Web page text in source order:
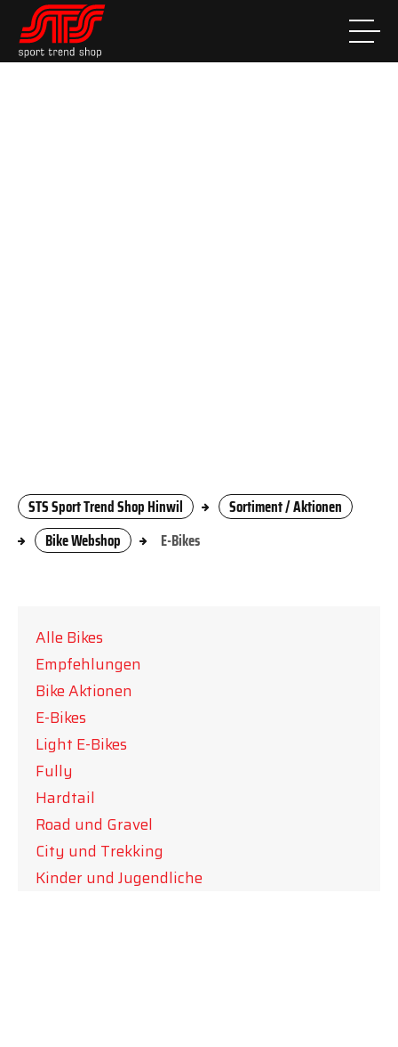
STS Sport Trend Shop Hinwil
Sortiment / Aktionen
Bike Webshop
E-Bikes
Alle Bikes
Empfehlungen
Bike Aktionen
E-Bikes
Light E-Bikes
Fully
Hardtail
Road und Gravel
City und Trekking
Kinder und Jugendliche